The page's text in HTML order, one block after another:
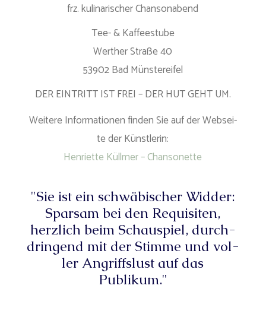
frz. kuli­na­ri­scher Chansonabend
Tee- & Kaffeestube
Wert­her Stra­ße 40
53902 Bad Münstereifel
DER EINTRITT IST FREI – DER HUT GEHT UM.
Wei­te­re Infor­ma­tio­nen fin­den Sie auf der Web­sei­
te der Künstlerin:
Hen­ri­et­te Küll­mer – Chansonette
"Sie ist ein schwä­bi­scher Wid­der:
Spar­sam bei den Requi­si­ten,
herz­lich beim Schau­spiel, durch­
drin­gend mit der Stim­me und vol­
ler Angriffs­lust auf das
Publikum."